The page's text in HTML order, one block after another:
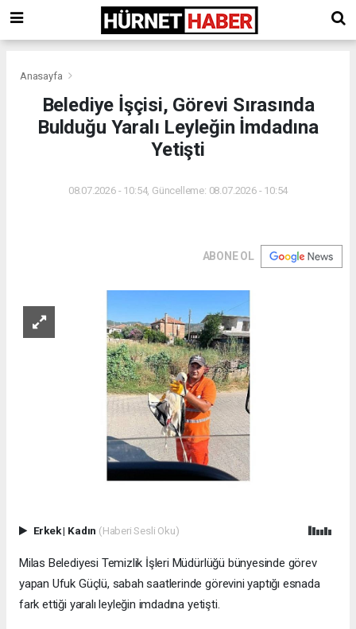
Anasayfa
Belediye İşçisi, Görevi Sırasında
Bulduğu Yaralı Leyleğin İmdadına
Yetişti
08.07.2026 - 10:54, Güncelleme: 08.07.2026 - 10:54
ABONE OL
Erkek| Kadın (Haberi Sesli Oku)
Milas Belediyesi Temizlik İşleri Müdürlüğü bünyesinde görev
yapan Ufuk Güçlü, sabah saatlerinde görevini yaptığı esnada
fark ettiği yaralı leyleğin imdadına yetişti.